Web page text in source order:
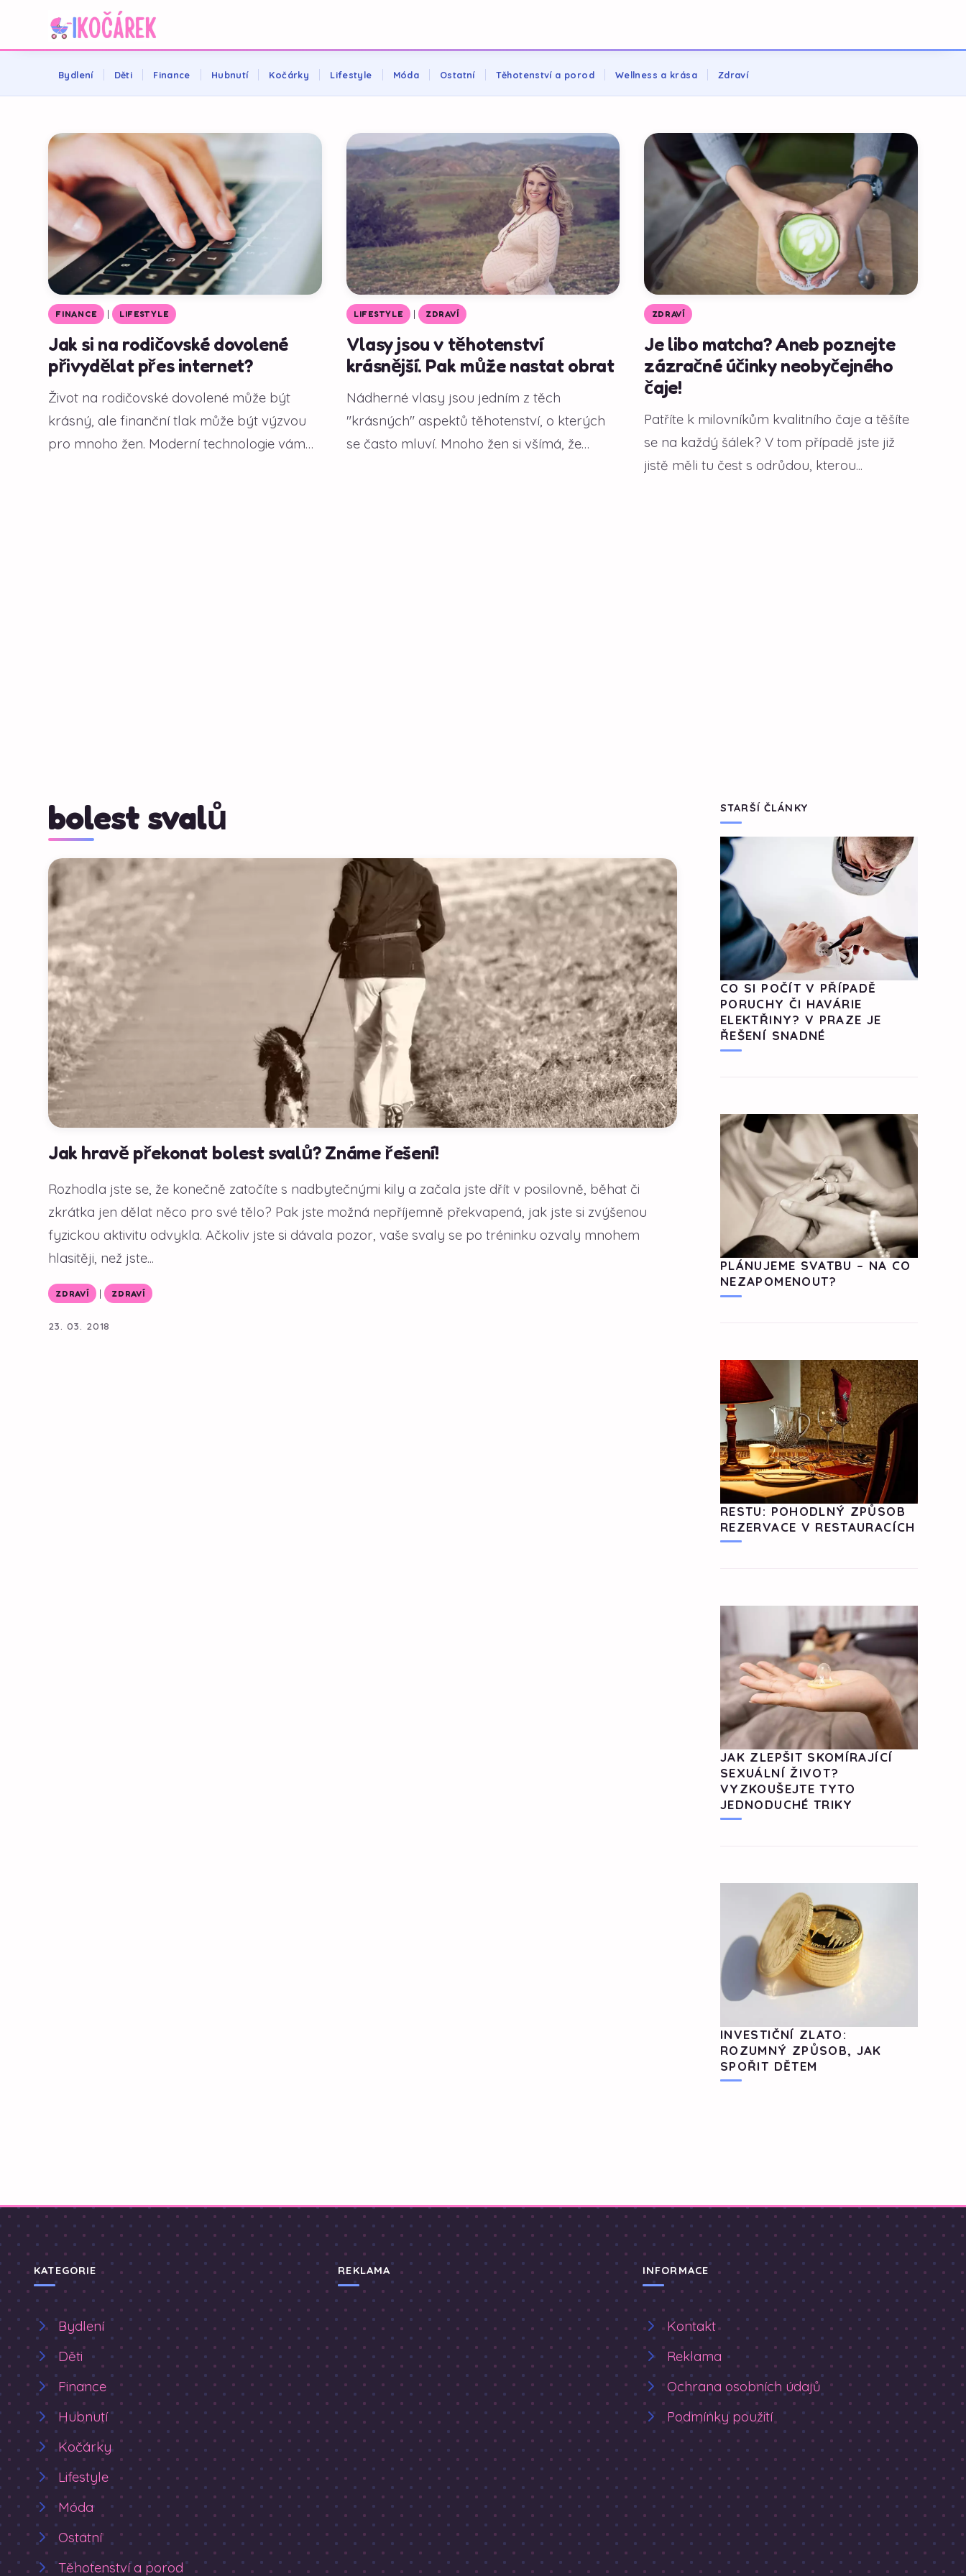
Bydlení Děti Finance Hubnutí Kočárky Lifestyle Móda Ostatní Těhotenství a porod Wellness a krása Zdraví
Jak si na rodičovské dovolené
přivydělat přes internet?
Život na rodičovské dovolené může být
krásný, ale finanční tlak může být výzvou
pro mnoho žen. Moderní technologie vám
FINANCE | LIFESTYLE
Vlasy jsou v těhotenství
krásnější. Pak může nastat obrat
Nádherné vlasy jsou jedním z těch
"krásných" aspektů těhotenství, o kterých
se často mluví. Mnoho žen si všímá, že
LIFESTYLE | ZDRAVÍ
Je libo matcha? Aneb poznejte
zázračné účinky neobyčejného
čaje!
Patříte k milovníkům kvalitního čaje a těšíte
se na každý šálek? V tom případě jste již
jistě měli tu čest s odrůdou, kterou...
ZDRAVÍ
bolest svalů
Jak hravě překonat bolest svalů? Známe řešení!
Rozhodla jste se, že konečně zatočíte s nadbytečnými kily a začala jste dřít v posilovně, běhat či
zkrátka jen dělat něco pro své tělo? Pak jste možná nepříjemně překvapená, jak jste si zvýšenou
fyzickou aktivitu odvykla. Ačkoliv jste si dávala pozor, vaše svaly se po tréninku ozvaly mnohem
hlasitěji, než jste...
ZDRAVÍ | ZDRAVÍ
23. 03. 2018
STARŠÍ ČLÁNKY
CO SI POČÍT V PŘÍPADĚ
PORUCHY ČI HAVÁRIE
ELEKTŘINY? V PRAZE JE
ŘEŠENÍ SNADNÉ
PLÁNUJEME SVATBU – NA CO
NEZAPOMENOUT?
RESTU: POHODLNÝ ZPŮSOB
REZERVACE V RESTAURACÍCH
JAK ZLEPŠIT SKOMÍRAJÍCÍ
SEXUÁLNÍ ŽIVOT?
VYZKOUŠEJTE TYTO
JEDNODUCHÉ TRIKY
INVESTIČNÍ ZLATO:
ROZUMNÝ ZPŮSOB, JAK
SPOŘIT DĚTEM
KATEGORIE
Bydlení
Děti
Finance
Hubnutí
Kočárky
Lifestyle
Móda
Ostatní
Těhotenství a porod
REKLAMA INFORMACE
Kontakt
Reklama
Ochrana osobních údajů
Podmínky použití